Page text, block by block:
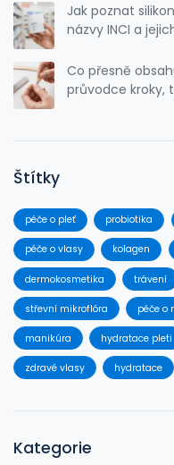
Jak poznat
názvy INCI a
Co přesně
průvodce kroky,
Štítky
péče o pleť probiotika
péče o vlasy kolagen
dermokosmetika trávení
střevní mikroflóra péče o
manikúra hydratace pleti
zdravé vlasy hydratace
Kategorie